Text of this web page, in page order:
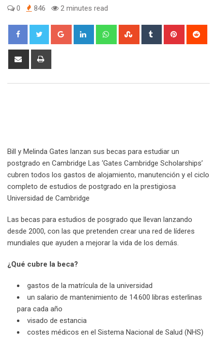
0 846 2 minutes read
Google+ LinkedIn WhatsappStumbleUpon
Tumblr Pinterest
Share
Bill y Melinda Gates lanzan sus becas para estudiar un
postgrado en Cambridge Las ‘Gates Cambridge Scholarships’
cubren todos los gastos de alojamiento, manutención y el ciclo
completo de estudios de postgrado en la prestigiosa
Universidad de Cambridge
Las becas para estudios de posgrado que llevan lanzando
desde 2000, con las que pretenden crear una red de líderes
mundiales que ayuden a mejorar la vida de los demás.
¿Qué cubre la beca?
gastos de la matrícula de la universidad
un salario de mantenimiento de 14.600 libras esterlinas
para cada año
visado de estancia
costes médicos en el Sistema Nacional de Salud (NHS)